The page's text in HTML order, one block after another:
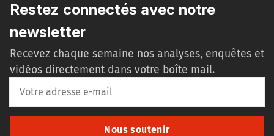
Restez connectés avec notre
newsletter
Recevez chaque semaine nos analyses, enquêtes et
vidéos directement dans votre boîte mail.
Nous soutenir